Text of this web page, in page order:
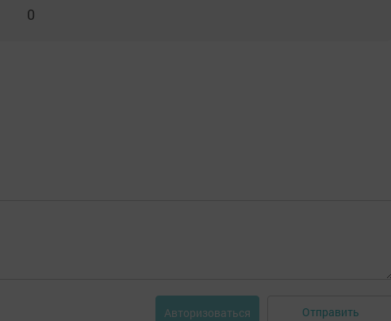
0
Авторизоваться Отправить